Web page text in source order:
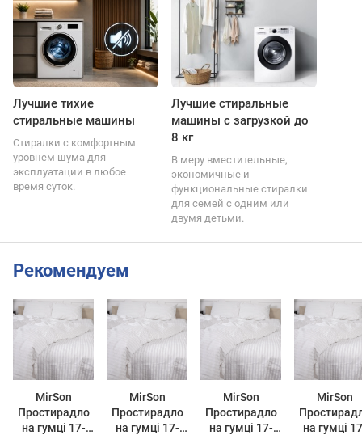
Лучшие тихие
стиральные машины
Стиралки с комфортным
уровнем шума для
эксплуатации в любое
время суток.
Лучшие стиральные
машины с загрузкой до
8 кг
В меру вместительные,
экономичные и
функциональные стиралки
для семей с одним или
двумя детьми.
Рекомендуем
MirSon
Простирадло
на гумці 17-
MirSon
Простирадло
на гумці 17-
MirSon
Простирадло
на гумці 17-
MirSon
на гумці 17-